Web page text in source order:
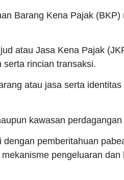
Barang Kena Pajak (BKP)
atau Jasa Kena Pajak
serta rincian transaksi.
atau jasa serta identitas
kawasan perdagangan
pemberitahuan
pengeluaran dan